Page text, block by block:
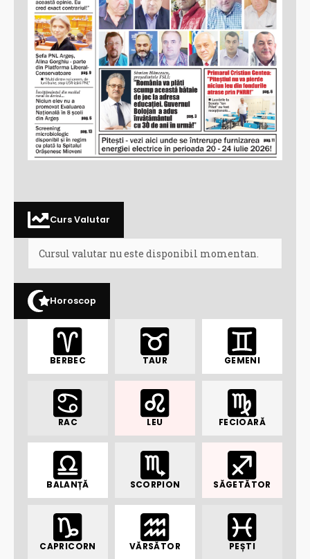
Curs Valutar
Cursul valutar nu este disponibil momentan.
Horoscop
BERBEC TAUR GEMENI
RAC LEU FECIOARĂ
BALANȚĂ SCORPION SĂGETĂTOR
CAPRICORN VĂRSĂTOR PEȘTI